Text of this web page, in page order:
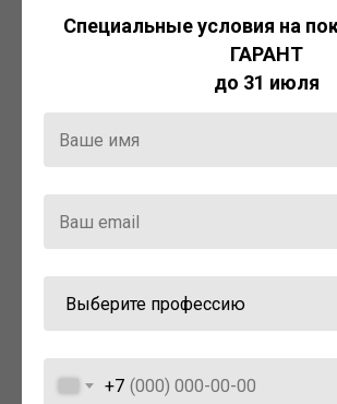
Компания «Гарант»
победителем премии
ГАРАНТ
Актуальная правовая
и инструменты для
эффективной работы с
Специальные условия на
ГАРАНТ
до 31 июля
+7